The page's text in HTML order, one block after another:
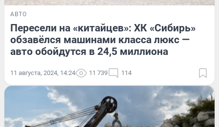
АВТО
Пересели на «китайцев»: ХК «Сибирь»
обзавёлся машинами класса люкс —
авто обойдутся в 24,5 миллиона
11 августа, 2024, 14:24 11 739 114